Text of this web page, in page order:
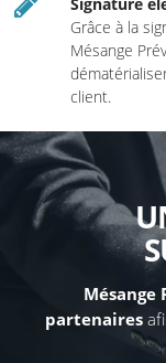
Grâce à la
Mésange
client.
Mésange
partenaires